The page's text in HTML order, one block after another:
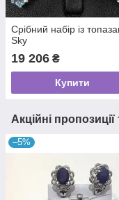
Срібний набір із
Sky
19 206 ₴
Купити
Акційні
–5%